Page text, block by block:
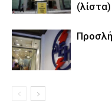
(λίστα)